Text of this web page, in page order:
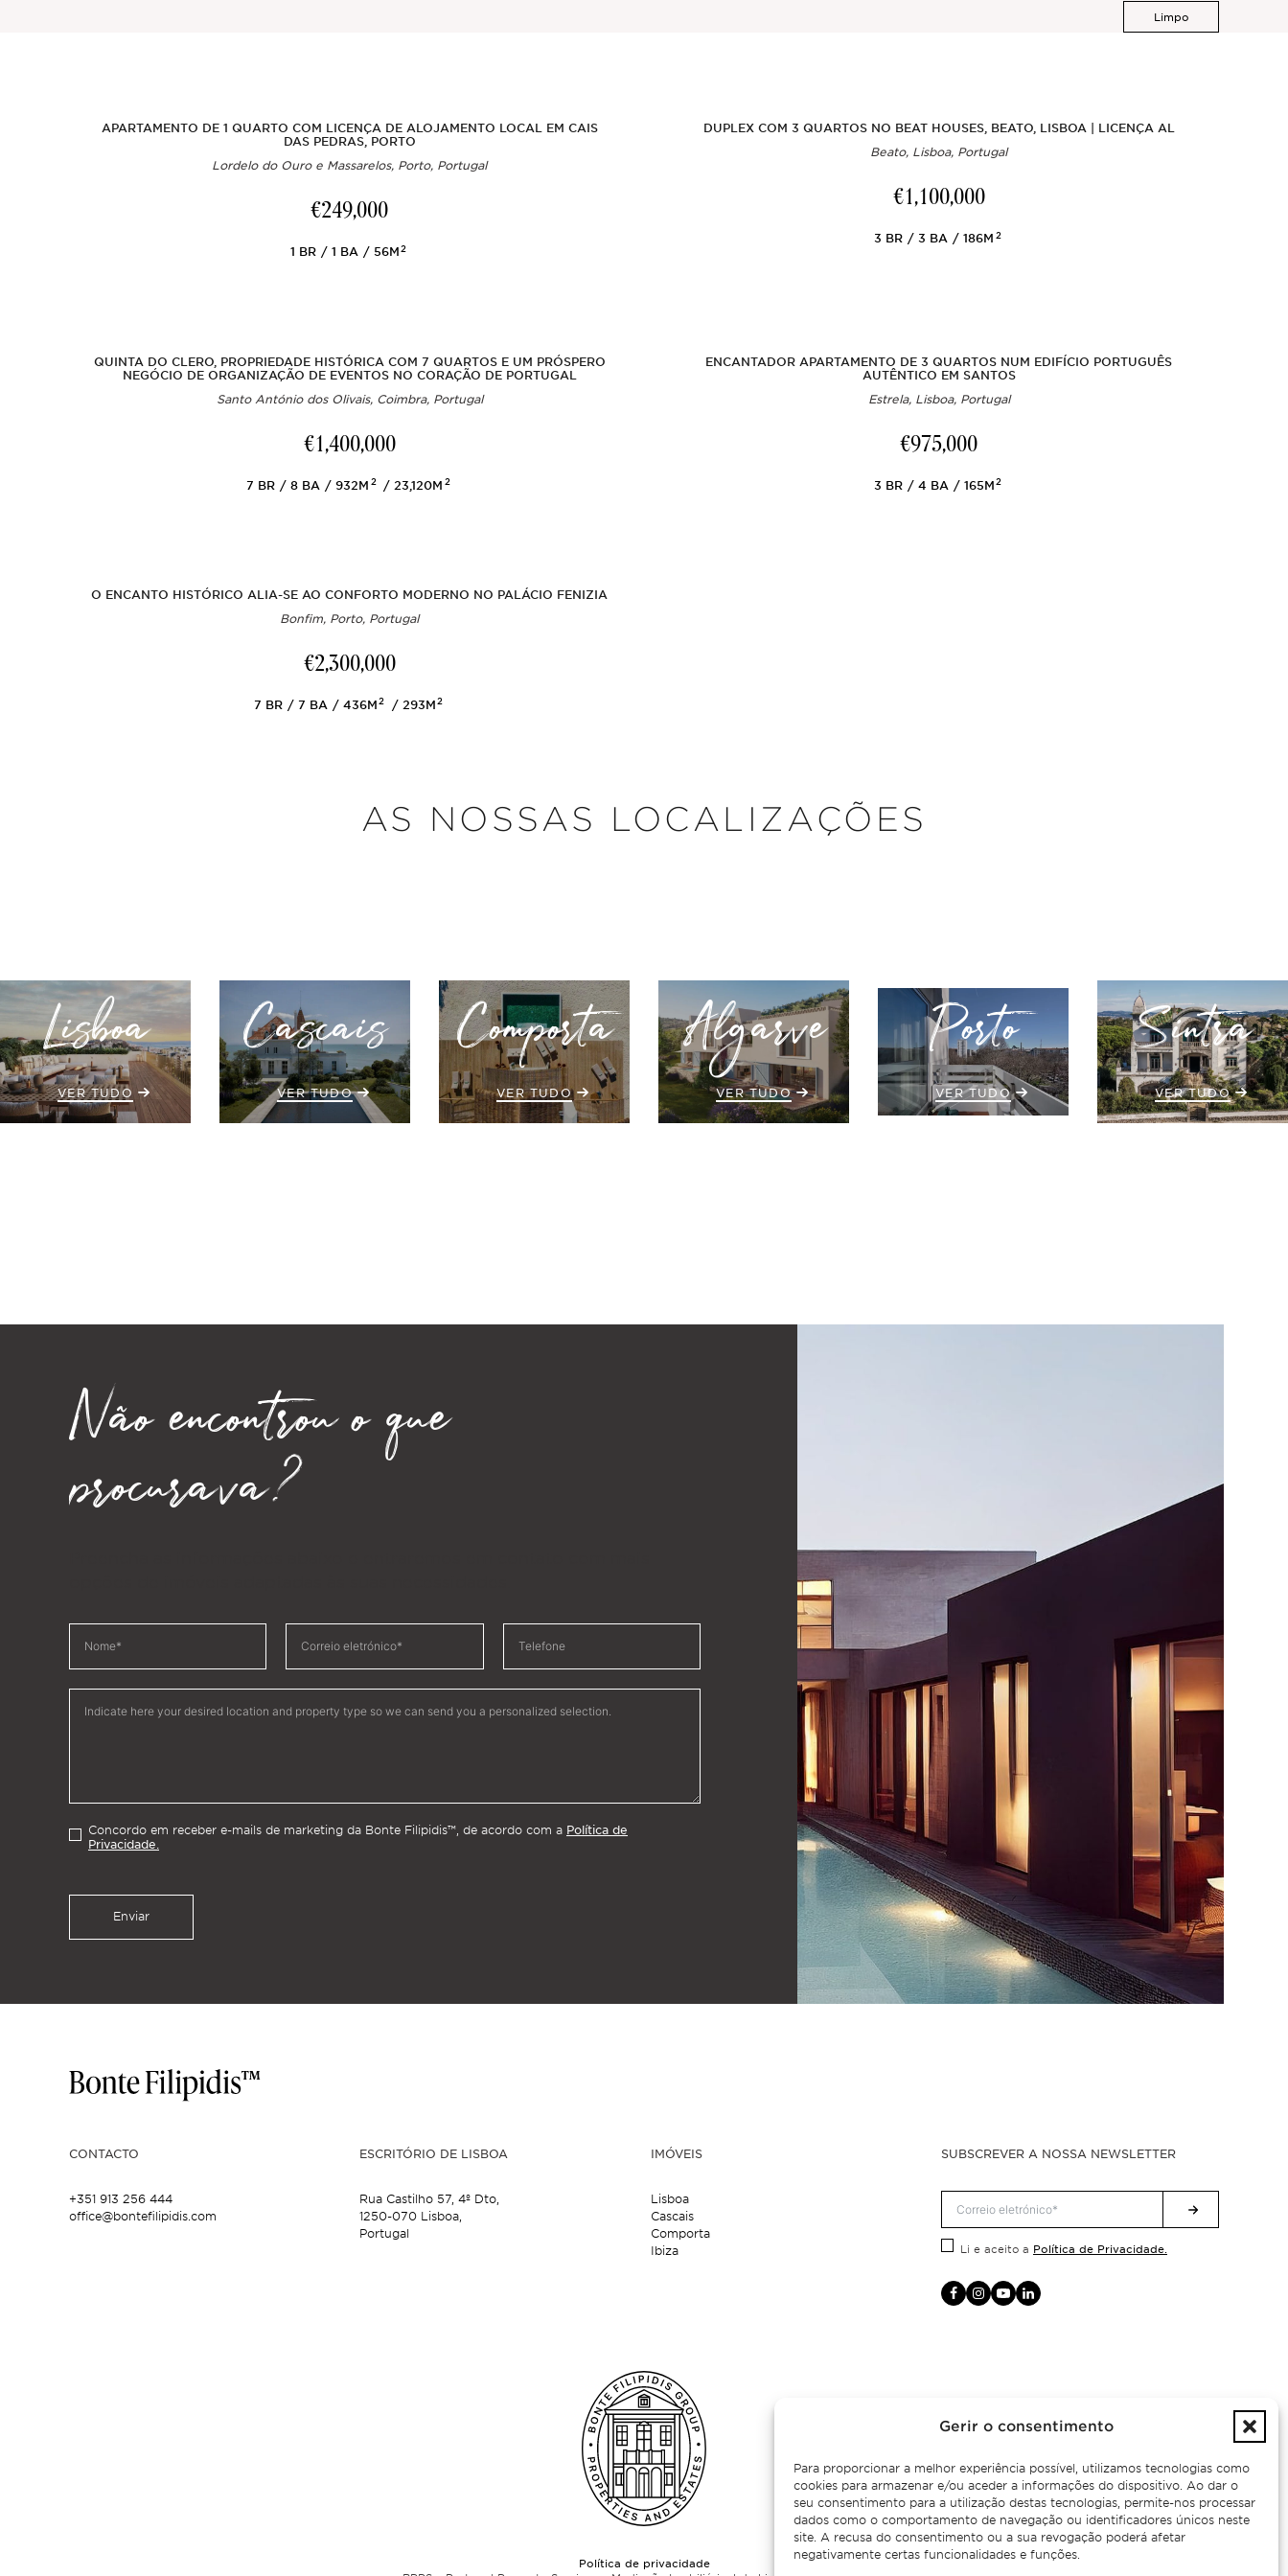
Gerir o consentimento
Para proporcionar a melhor experiência possível, utilizamos tecnologias como
cookies para armazenar e/ou aceder a informações do dispositivo. Ao dar o
seu consentimento para a utilização destas tecnologias, permite-nos processar
dados como o comportamento de navegação ou identificadores únicos neste
site. A recusa do consentimento ou a sua revogação poderá afetar
negativamente certas funcionalidades e funções.
Limpo
APARTAMENTO DE 1 QUARTO COM LICENÇA DE ALOJAMENTO LOCAL EM CAIS
DAS PEDRAS, PORTO
Lordelo do Ouro e Massarelos, Porto, Portugal
€249,000
1 BR 1 BA 56M2
DUPLEX COM 3 QUARTOS NO BEAT HOUSES, BEATO, LISBOA | LICENÇA AL
Beato, Lisboa, Portugal
€1,100,000
3 BR 3 BA 186M2
QUINTA DO CLERO, PROPRIEDADE HISTÓRICA COM 7 QUARTOS E UM PRÓSPERO
NEGÓCIO DE ORGANIZAÇÃO DE EVENTOS NO CORAÇÃO DE PORTUGAL
Santo António dos Olivais, Coimbra, Portugal
€1,400,000
7 BR 8 BA 932M2 23,120M2
ENCANTADOR APARTAMENTO DE 3 QUARTOS NUM EDIFÍCIO PORTUGUÊS
AUTÊNTICO EM SANTOS
Estrela, Lisboa, Portugal
€975,000
3 BR 4 BA 165M2
O ENCANTO HISTÓRICO ALIA-SE AO CONFORTO MODERNO NO PALÁCIO FENIZIA
Bonfim, Porto, Portugal
€2,300,000
7 BR 7 BA 436M2 293M2
AS NOSSAS LOCALIZAÇÕES
Lisboa
VER TUDO
Cascais
VER TUDO
Comporta
VER TUDO
Algarve
VER TUDO
Porto
VER TUDO
Sintra
VER TUDO
Não encontrou o que
procurava?
Concordo em receber e-mails de marketing da Bonte Filipidis™, de acordo com a Política de
Privacidade.
Enviar
CONTACTO
+351 913 256 444
office@bontefilipidis.com
ESCRITÓRIO DE LISBOA
Rua Castilho 57,4º Dto,
1250-070 Lisboa,
Portugal
IMÓVEIS
Lisboa
Cascais
Comporta
Ibiza
SUBSCREVER A NOSSA NEWSLETTER
Li e aceito a Política de Privacidade.
Política de privacidade